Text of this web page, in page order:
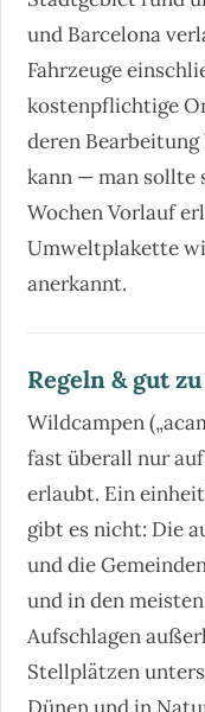
und Barcelona
Fahrzeuge
kostenpflichtige
deren Bearbeitung
kann — man sollte
Wochen Vorlauf
Umweltplakette
anerkannt.
Regeln & gut
Wildcampen
fast überall nur
erlaubt. Ein
gibt es nicht: Die
und die
und in den
Aufschlagen
Stellplätzen